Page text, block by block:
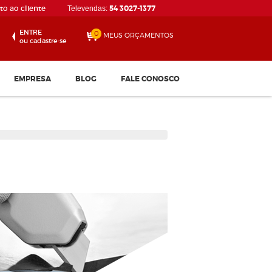
ao cliente Televendas: 54 3027-1377
ENTRE
ou cadastre-se
0 MEUS ORÇAMENTOS
Disco de Corte 115 x 1.0...
Confira
EMPRESA BLOG FALE CONOSCO